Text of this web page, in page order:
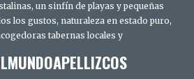
un sinfín de playas y pequeñas
los gustos, naturaleza en estado puro,
tabernas locales y